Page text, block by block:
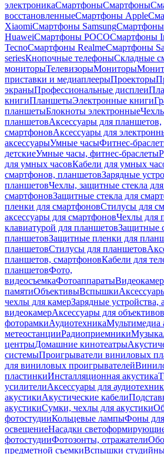
электроникаСмартфоныСмартфоны
восстановленныеСмартфоны Apple
XiaomiСмартфоны Samsung
HuaweiСмартфоны POCOСмартфоны
TecnoСмартфоны RealmeСмартфоны
seriesКнопочные телефоныСкладные
мониторыТелевизорыМониторы
приставки и медиаплеерыПроекторы
экраныПрофессиональные дисплеи
книгиПланшетыЭлектронные книги
планшетыБлокноты электронные
планшетовАксессуары для планшетов,
смартфоновАксессуары для
аксессуарыУмные часыФитнес-
детскиеУмные часы, фитнес-браслеты
для умных часовКабели для умных
смартфонов, планшетовЗарядные
планшетовЧехлы, защитные стекла
смартфоновЗащитные стекла для
пленки для смартфоновСтилусы для
аксессуары для смартфоновЧехлы для
клавиатурой для планшетовЗащитные
планшетовЗащитные пленки для
планшетовСтилусы для планшетов
планшетов, смартфоновКабели для
планшетовФото,
видеосъемкаФотоаппараты
памятиОбъективыВспышки
чехлы для камерЗарядные устройства,
видеокамерАксессуары для объективов
фоторамкиАудиотехникаМультимедиа
метеостанцииРадиоприемники
центрыДомашние кинотеатры
системыПроигрыватели виниловых
для виниловых проигрывателей
пластинкиИнсталляционная акустика
усилителиАксессуары для
акустикиАкустические кабели
акустикиСумки, чехлы для акустики
фотостудииКольцевые лампыФоны для
освещениеНасадки
фотостудииФотозонты, отражатели
предметной съемкиВспышки